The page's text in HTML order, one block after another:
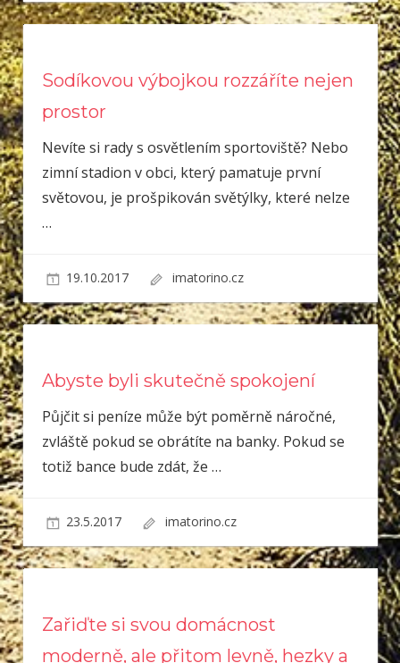
Sodíkovou výbojkou rozzáříte nejen
prostor
Nevíte si rady s osvětlením sportoviště? Nebo
zimní stadion v obci, který pamatuje první
světovou, je prošpikován světýlky, které nelze
…
19.10.2017 imatorino.cz
Abyste byli skutečně spokojení
Půjčit si peníze může být poměrně náročné,
zvláště pokud se obrátíte na banky. Pokud se
totiž bance bude zdát, že …
23.5.2017 imatorino.cz
Zařiďte si svou domácnost
moderně, ale přitom levně, hezky a